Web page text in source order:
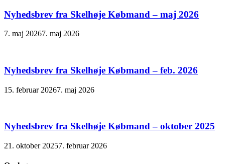
Nyhedsbrev fra Skelhøje Købmand – maj 2026
7. maj 20267. maj 2026
Nyhedsbrev fra Skelhøje Købmand – feb. 2026
15. februar 20267. maj 2026
Nyhedsbrev fra Skelhøje Købmand – oktober 2025
21. oktober 20257. februar 2026